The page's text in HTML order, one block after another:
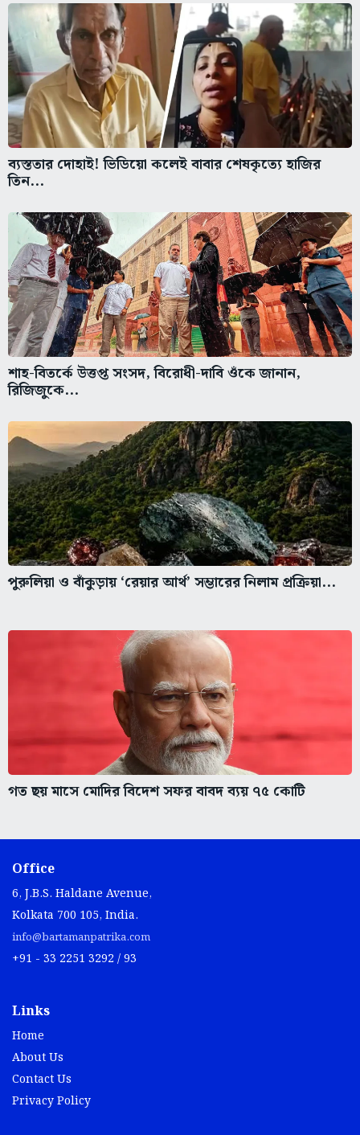
ব্যস্ততার দোহাই! ভিডিয়ো কলেই বাবার শেষকৃত্যে হাজির
তিন...
শাহ-বিতর্কে উত্তপ্ত সংসদ, বিরোধী-দাবি ওঁকে জানান,
রিজিজুকে...
পুরুলিয়া ও বাঁকুড়ায় ‘রেয়ার আর্থ’ সম্ভারের নিলাম প্রক্রিয়া...
গত ছয় মাসে মোদির বিদেশ সফর বাবদ ব্যয় ৭৫ কোটি
Office
6, J.B.S. Haldane Avenue,
Kolkata 700 105, India.
info@bartamanpatrika.com
+91 - 33 2251 3292 / 93
Links
Home
About Us
Contact Us
Privacy Policy